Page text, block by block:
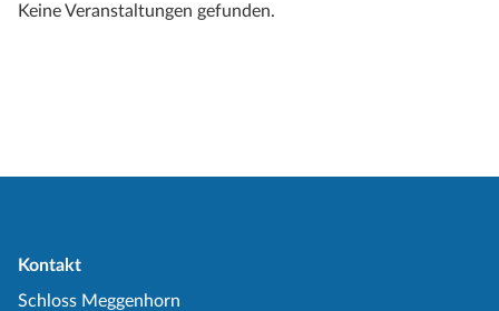
Keine Veranstaltungen gefunden.
Kontakt
Schloss Meggenhorn